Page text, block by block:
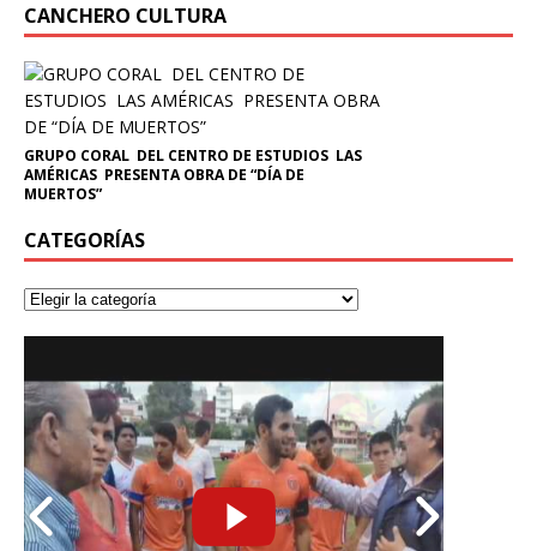
CANCHERO CULTURA
GRUPO CORAL DEL CENTRO DE ESTUDIOS LAS
AMÉRICAS PRESENTA OBRA DE “DÍA DE
MUERTOS”
CATEGORÍAS